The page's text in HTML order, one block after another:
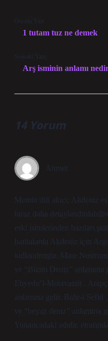
Önceki Yazı
1 tutam tuz ne demek
Sonraki Yazı
Arş isminin anlamı
14 Yorum
Ahmet
Metnin dili akıcı; Akdeniz
biraz daha
eski isimlerinden bazıları
haritalarda Akdeniz için
kullanılmıştır. Mare
ve “Bizim Deniz”
Ebyedu’l-Mutavassit .
anlamına gelir. Bahr-i Sefid
ve “beyaz deniz” anlamına
Yunancadaki adıdır.